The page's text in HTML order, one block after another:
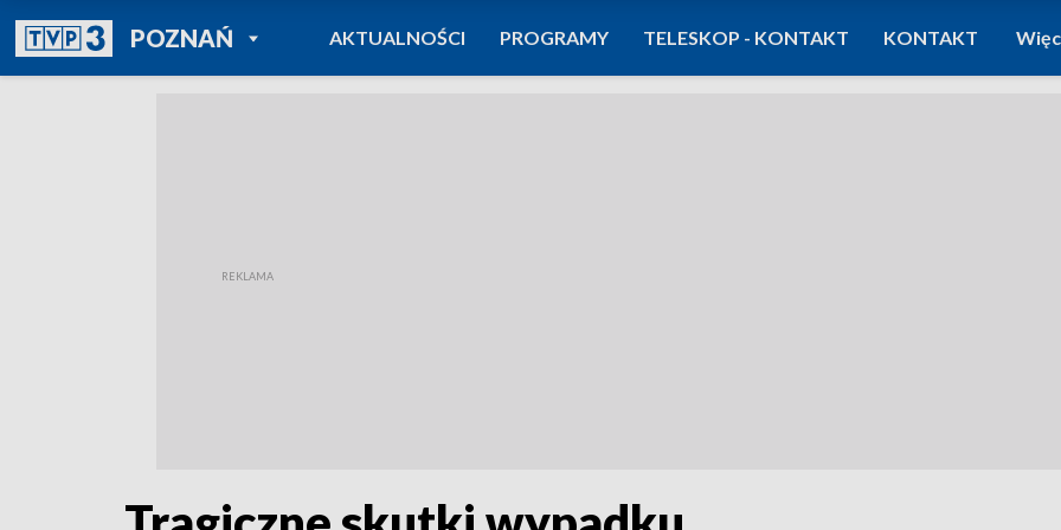
POZNAŃPOWRÓT DO
TVP REGIONY
AKTUALNOŚCI PROGRAMY TELESKOP - KONTAKT KONTAKT